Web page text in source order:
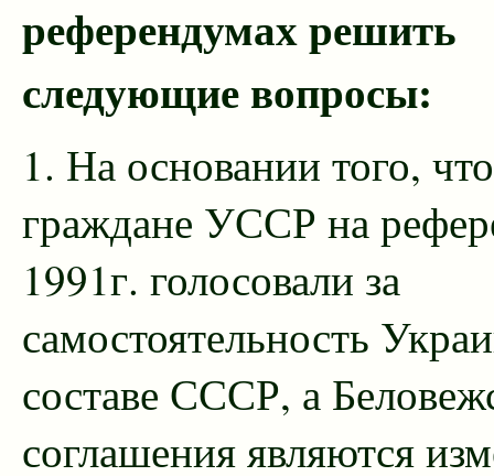
референдумах решить
следующие вопросы:
1. На основании того, что
граждане УССР на
1991г. голосовали за
самостоятельность
составе СССР, а
соглашения являются